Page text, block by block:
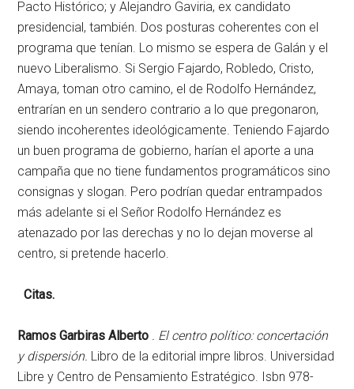
Pacto Histórico; y Alejandro Gaviria, ex candidato
presidencial, también. Dos posturas coherentes con el
programa que tenían. Lo mismo se espera de Galán y el
nuevo Liberalismo. Si Sergio Fajardo, Robledo, Cristo,
Amaya, toman otro camino, el de Rodolfo Hernández,
entrarían en un sendero contrario a lo que pregonaron,
siendo incoherentes ideológicamente. Teniendo Fajardo
un buen programa de gobierno, harían el aporte a una
campaña que no tiene fundamentos programáticos sino
consignas y slogan. Pero podrían quedar entrampados
más adelante si el Señor Rodolfo Hernández es
atenazado por las derechas y no lo dejan moverse al
centro, si pretende hacerlo.
Citas.
Ramos Garbiras Alberto . El centro político: concertación
y dispersión. Libro de la editorial impre libros. Universidad
Libre y Centro de Pensamiento Estratégico. Isbn 978-